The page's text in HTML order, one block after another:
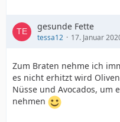
gesunde Fette
tessa12 17. Januar
Zum Braten nehme ich
es nicht erhitzt wird
Nüsse und Avocados, um
nehmen